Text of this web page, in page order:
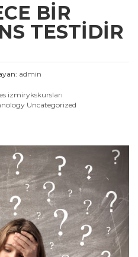
BIR
TESTIDIR
admin
izmirykskursları
Uncategorized